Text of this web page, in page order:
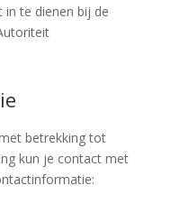
te dienen bij de
betrekking tot
kun je contact met